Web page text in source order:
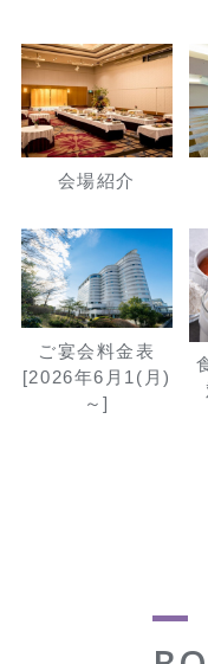
会場紹介
ご宴会料金表
[2026年6月1(月)
～]